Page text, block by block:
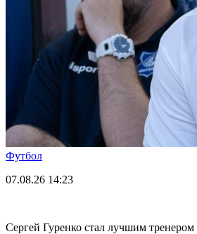
Футбол
07.08.26 14:23
Сергей Гуренко стал лучшим